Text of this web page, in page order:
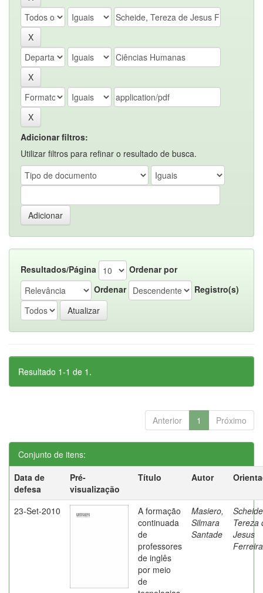
Adicionar filtros:
Utilizar filtros para refinar o resultado de busca.
Resultados/Página
Ordenar por
Ordenar
Registro(s)
Resultado 1-1 de 1.
Anterior 1 Próximo
Conjunto de itens:
Data de
defesa
Pré-
visualização
Título Autor
23-Set-2010
A formação
continuada
de
professores
de inglês
por meio
de
Masiero,
Silmara
Santade
Tereza
Jesus
Ferreira